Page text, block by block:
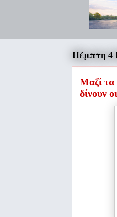
Πέμπτη 4
Μαζί τα
δίνουν